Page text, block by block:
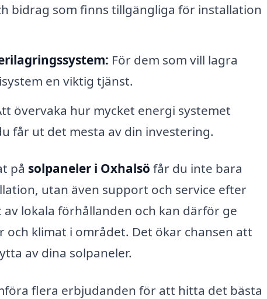
bidrag som finns tillgängliga för installation
För dem som vill lagra
en viktig tjänst.
övervaka hur mycket energi systemet
får ut det mesta av din investering.
på solpaneler i Oxhalsö får du inte bara
utan även support och service efter
lokala förhållanden och kan därför ge
klimat i området. Det ökar chansen att
av dina solpaneler.
flera erbjudanden för att hitta det bästa